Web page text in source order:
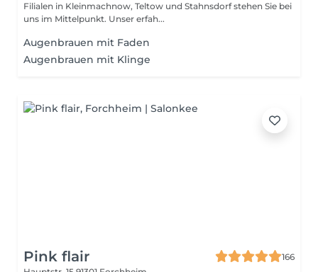
Filialen in Kleinmachnow, Teltow und Stahnsdorf stehen Sie bei
uns im Mittelpunkt. Unser erfah...
Augenbrauen mit Faden
Augenbrauen mit Klinge
Pink flair
166